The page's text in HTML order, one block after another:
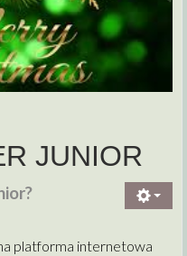
JUNIOR
platforma internetowa